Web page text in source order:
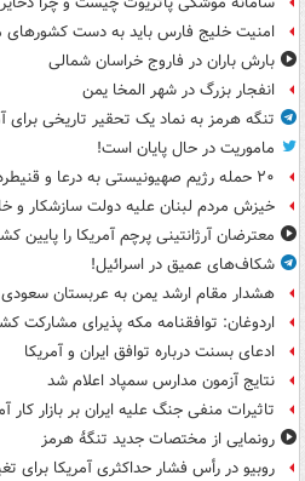
امنیت خلیج فارس باید به دست کشورهای
بارش باران در فاروج خراسان شمالی
انفجار بزرگ در شهر المخا یمن
تنگه هرمز به نماد یک تحقیر تاریخی برای
ماموریت در حال پایان است!
۲۰ حمله رژیم صهیونیستی به درعا و قنیطره در یک هفته
خیزش مردم لبنان علیه دولت سازشکار و
معترضان آرژانتینی پرچم آمریکا را پایین
شکاف‌های عمیق در اسرائیل!
هشدار مقام ارشد یمن به عربستان سعودی
اردوغان: توافقنامه مکه پذیرای
ادعای بسنت درباره توافق ایران و آمریکا
نتایج آزمون مدارس سمپاد اعلام شد
تاثیرات منفی جنگ علیه ایران بر بازار کار
رونمایی از مختصات جدید تنگۀ هرمز
روبیو در رأس فشار حداکثری آمریکا برای